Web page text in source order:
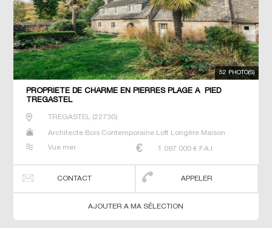
52 PHOTO(S)
PROPRIETE DE CHARME EN PIERRES PLAGE A PIED
TREGASTEL
TREGASTEL(22730)
Architecte Bois Contemporaine Loft Longère Maison
Vue mer
1 097 000 € F.A.I
CONTACT APPELER
AJOUTER A MA SÉLECTION